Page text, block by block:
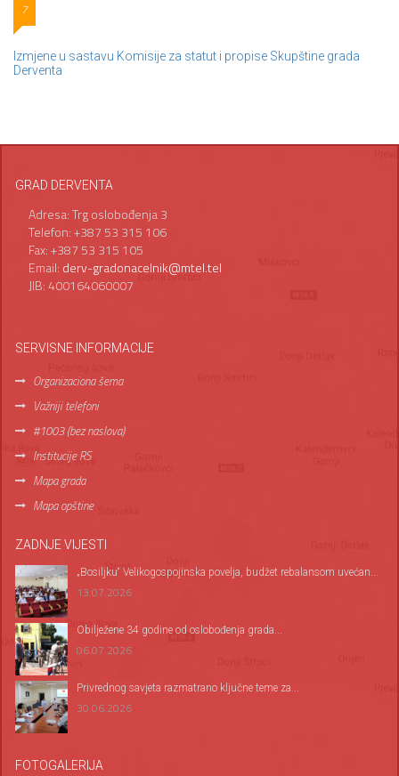
7
Izmjene u sastavu Komisije za statut i propise Skupštine grada
Derventa
GRAD DERVENTA
Adresa: Trg oslobođenja 3
Telefon: +387 53 315 106
Fax: +387 53 315 105
Email: derv-gradonacelnik@mtel.tel
JIB: 400164060007
SERVISNE INFORMACIJE
Organizaciona šema
Važniji telefoni
#1003 (bez naslova)
Institucije RS
Mapa grada
Mapa opštine
ZADNJE VIJESTI
„Bosiljku“ Velikogospojinska povelja, budžet rebalansom uvećan...
13.07.2026
Оbilježene 34 godine od oslobođenja grada...
06.07.2026
Privrednog savjeta razmatrano ključne teme za...
30.06.2026
FOTOGALERIJA